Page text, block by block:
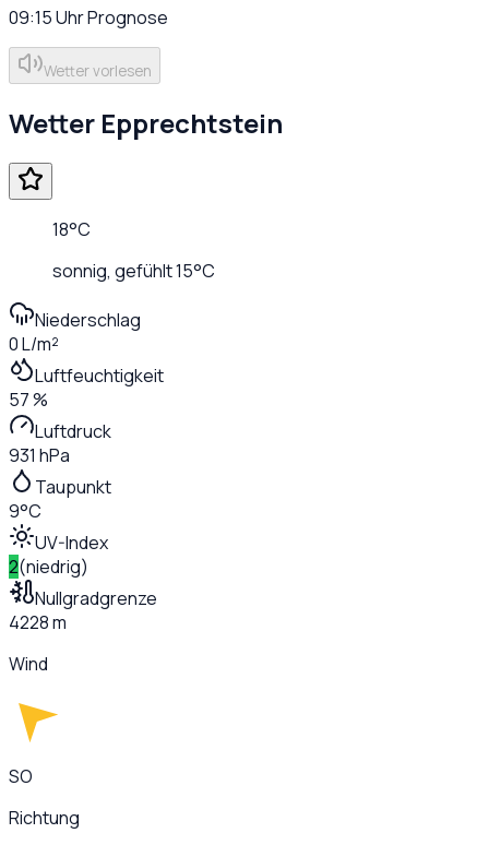
09:15UhrPrognose
Wetter vorlesen
Wetter Epprechtstein
18°C
sonnig, gefühlt15°C
Niederschlag
0 L/m²
Luftfeuchtigkeit
57 %
Luftdruck
931 hPa
Taupunkt
9°C
UV-Index
2(niedrig)
Nullgradgrenze
4228 m
Wind
SO
Richtung